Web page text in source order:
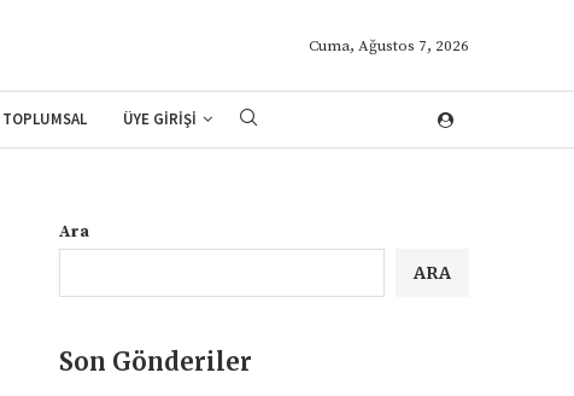
Cuma, Ağustos 7, 2026
TOPLUMSAL ÜYE GİRİŞİ
Ara
ARA
Son Gönderiler